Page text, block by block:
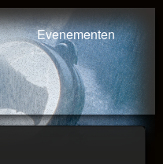
Evenementen